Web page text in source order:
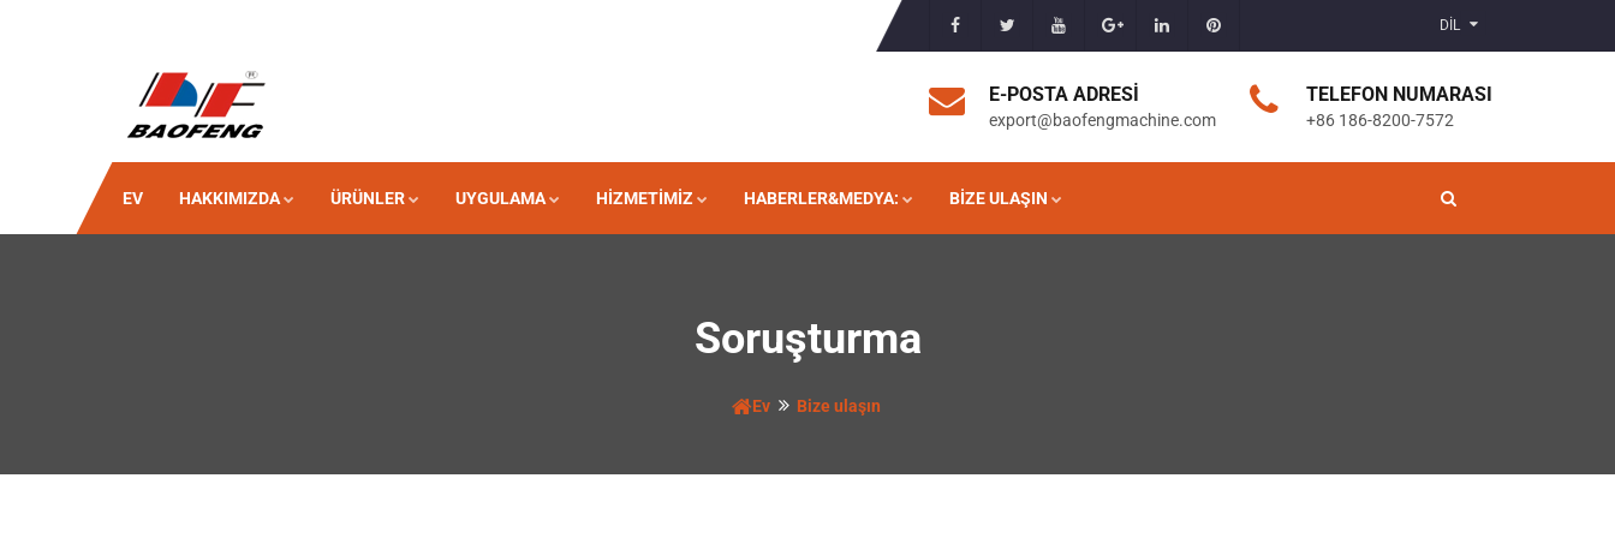
DİL
E-POSTA ADRESI
export@baofengmachine.com
TELEFON NUMARASI
+86 186-8200-7572
EV HAKKIMIZDA ÜRÜNLER UYGULAMA HIZMETIMIZ HABERLER&MEDYA: BIZE ULAŞIN
Soruşturma
Ev Bize ulaşın